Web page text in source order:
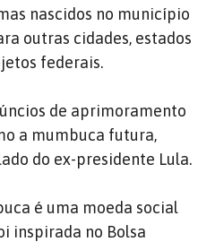
nascidos no município
outras cidades, estados
federais.
de aprimoramento
a mumbuca futura,
do ex-presidente Lula.
é uma moeda social
inspirada no Bolsa